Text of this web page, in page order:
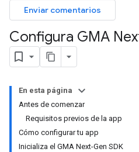
Enviar comentarios
Configura GMA
En esta página
Antes de comenzar
Requisitos previos de la app
Cómo configurar tu app
Inicializa el GMA Next-Gen SDK